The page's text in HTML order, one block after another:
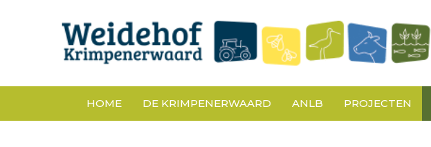
HOME DE KRIMPENERWAARD ANLB PROJECTEN